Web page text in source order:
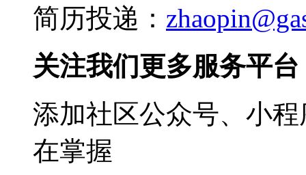
简历投递：
关注我们更多服务平台
添加社区公众号、小
在掌握